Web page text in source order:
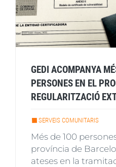
GEDI ACOMPANYA
PERSONES EN EL
REGULARITZACIÓ
SERVEIS COMUNITARIS
Més de 100
província de
ateses en la